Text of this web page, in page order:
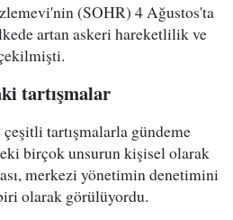
(SOHR) 4 Ağustos'ta
artan askeri hareketlilik ve
tartışmalar
tartışmalarla gündeme
birçok unsurun kişisel olarak
merkezi yönetimin denetimini
olarak görülüyordu.